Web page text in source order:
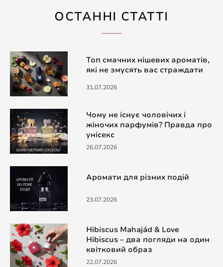
ОСТАННІ СТАТТІ
Топ смачних нішевих ароматів,
які не змусять вас страждати
31.07.2026
Чому не існує чоловічих і
жіночих парфумів? Правда про
унісекс
26.07.2026
Аромати для різних подій
23.07.2026
Hibiscus Mahajád & Love
Hibiscus – два погляди на один
квітковий образ
22.07.2026